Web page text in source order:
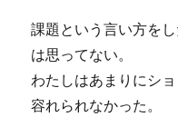
課題という言い方を
は思ってない。
わたしはあまりにシ
容れられなかった。